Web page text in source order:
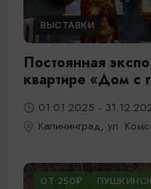
ВЫСТАВКИ
Постоянная
квартире «Дом с
01.01.2025 -
Калининград, ул.
ОТ 250₽